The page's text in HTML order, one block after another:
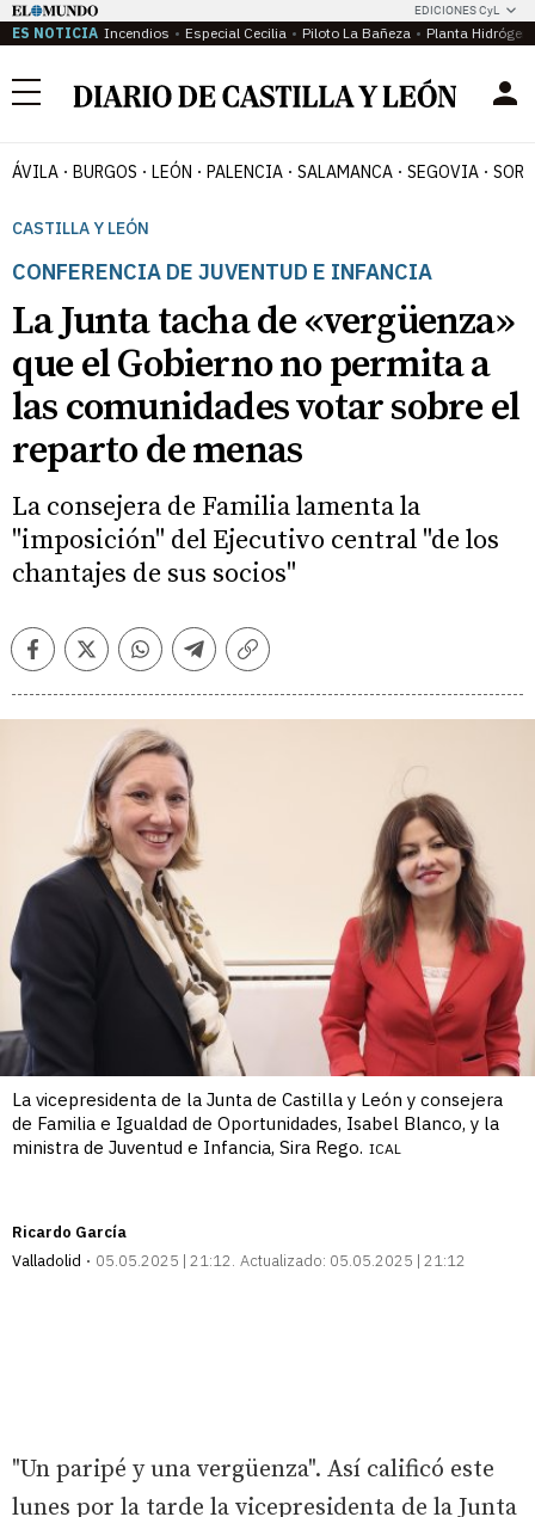
EDICIONES CyL
ES NOTICIA Incendios Especial Cecilia Piloto La Bañeza Planta
Menú
ÁVILA BURGOS LEÓN PALENCIA SALAMANCA SEGOVIA
CASTILLA Y LEÓN
CONFERENCIA DE JUVENTUD E INFANCIA
La Junta tacha de «vergüenza»
que el Gobierno no permita a
las comunidades votar sobre el
reparto de menas
La consejera de Familia lamenta la
"imposición" del Ejecutivo central "de los
chantajes de sus socios"
FacebookTwitterWhatsappTelegramCopiar
La vicepresidenta de la Junta de Castilla y León y consejera
de Familia e Igualdad de Oportunidades, Isabel Blanco, y la
ministra de Juventud e Infancia, Sira Rego. ICAL
Ricardo García
Valladolid
05.05.2025 | 21:12 Actualizado: 05.05.2025 | 21:12
"Un paripé y una vergüenza". Así calificó este
lunes por la tarde la vicepresidenta de la Junta